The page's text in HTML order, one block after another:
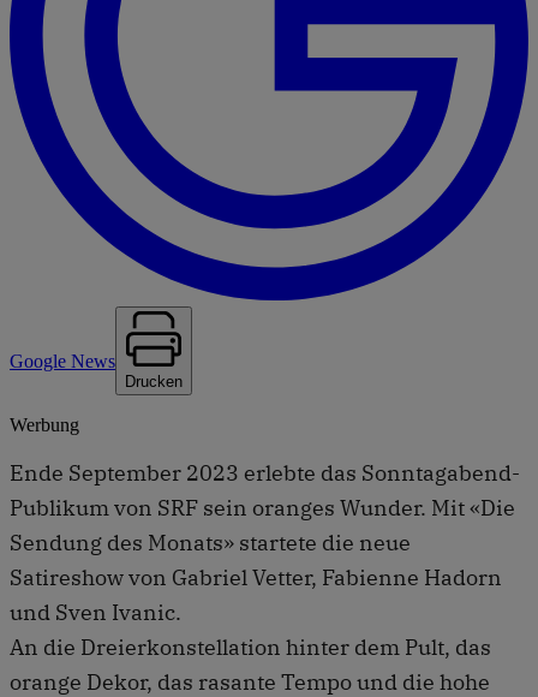
Google News
Drucken
Werbung
Ende September 2023 erlebte das Sonntagabend-
Publikum von SRF sein oranges Wunder. Mit «Die
Sendung des Monats» startete die neue
Satireshow von Gabriel Vetter, Fabienne Hadorn
und Sven Ivanic.
An die Dreierkonstellation hinter dem Pult, das
orange Dekor, das rasante Tempo und die hohe